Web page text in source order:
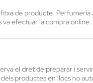
de producte.
va efectuar la compra online.
el dret de preparar i
productes en llocs no